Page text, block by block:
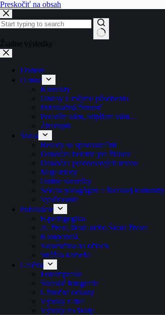
Preskočiť na obsah
Žiadne výsledky
Domov
O mne
Kontakty
Ohlasy k môjmu pôsobeniu
Publikačná činnosť
Poradím vám, odpíšem vám…
Životopis
Škola
Besedy so spisovateľmi
Databáza beletrie pre žiakov
Databáza prednesových textov
Moje triedy
Online slovníky
Sekcia pedagógov a školskej komunity
Vyučovanie
Publikácie
E-pedagogika
Ja, život, škola alebo Škola života
Kompendiá
Slovenčina na očiach
Strážca kameňa
Galéria
Fotoimpresie
Školské fotografie
Užitočné odkazy
Výroky z diel
Výroky zo školy